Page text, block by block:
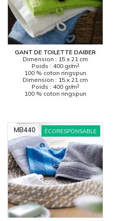
MESSAGE
GANT DE TOILETTE DAIBER
Dimension : 15 x 21 cm
Poids : 400 gr/m²
100 % coton ringspun
Dimension : 15 x 21 cm
Poids : 400 gr/m²
100 % coton ringspun
ÉCORESPONSABLE
MB440